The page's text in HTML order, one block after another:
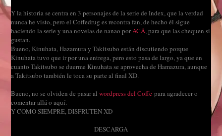
Y la historia se centra en 3 personajes de la serie de Index, que la verdad
nunca he visto, pero el Coffedrug es recontra fan, de hecho él sigue
haciendo la serie y una novelas de nanao porACÁ, para que las chequen si
gustan.
Bueno, Kinuhata, Hazamura y Takitsubo están discutiendo porque
Kinuhata tuvo que ir por una entrega, pero esto pasa de largo, ya que en
cuanto Takitsubo se duerme Kinuhata se aprovecha de Hamazura, aunque
a Takitsubo también le toca su parte al final XD.
Bueno, no se olviden de pasar alwordpress del Coffe para agradecer o
comentar allá o aquí.
Y COMO SIEMPRE, DISFRUTEN XD
DESCARGA